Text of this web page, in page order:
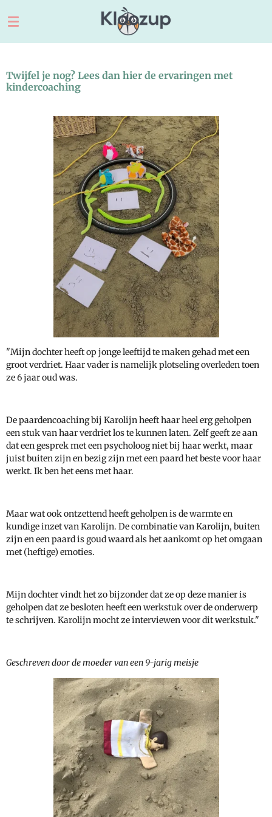
direct
Twijfel je nog? Lees dan hier de ervaringen met
kindercoaching
"Mijn dochter heeft op jonge leeftijd te maken gehad met een
groot verdriet. Haar vader is namelijk plotseling overleden toen
ze 6 jaar oud was.
De paardencoaching bij Karolijn heeft haar heel erg geholpen
een stuk van haar verdriet los te kunnen laten. Zelf geeft ze aan
dat een gesprek met een psycholoog niet bij haar werkt, maar
juist buiten zijn en bezig zijn met een paard het beste voor haar
werkt. Ik ben het eens met haar.
Maar wat ook ontzettend heeft geholpen is de warmte en
kundige inzet van Karolijn. De combinatie van Karolijn, buiten
zijn en een paard is goud waard als het aankomt op het omgaan
met (heftige) emoties.
Mijn dochter vindt het zo bijzonder dat ze op deze manier is
geholpen dat ze besloten heeft een werkstuk over de onderwerp
te schrijven. Karolijn mocht ze interviewen voor dit werkstuk."
Geschreven door de moeder van een 9-jarig meisje